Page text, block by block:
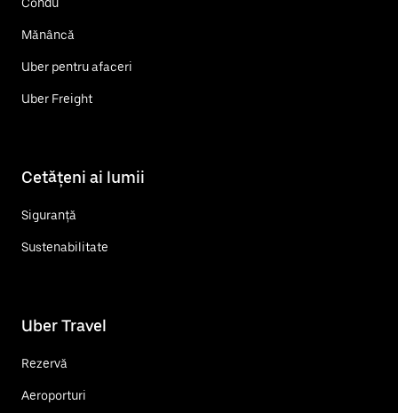
Mănâncă
Uber pentru afaceri
Uber Freight
Cetățeni ai lumii
Siguranță
Sustenabilitate
Uber Travel
Rezervă
Aeroporturi